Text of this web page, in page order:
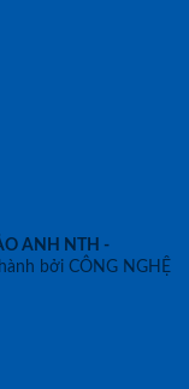
ANH NTH -
bởi CÔNG NGHỆ